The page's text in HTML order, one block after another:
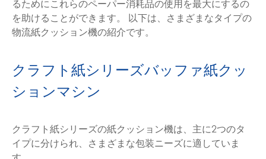
るためにこれらのペーパー消耗品の使用を最大にするの
を助けることができます。 以下は、さまざまなタイプの
物流紙クッション機の紹介です。
クラフト紙シリーズバッファ紙クッ
ションマシン
クラフト紙シリーズの紙クッション機は、主に2つのタ
イプに分けられ、さまざまな包装ニーズに適していま